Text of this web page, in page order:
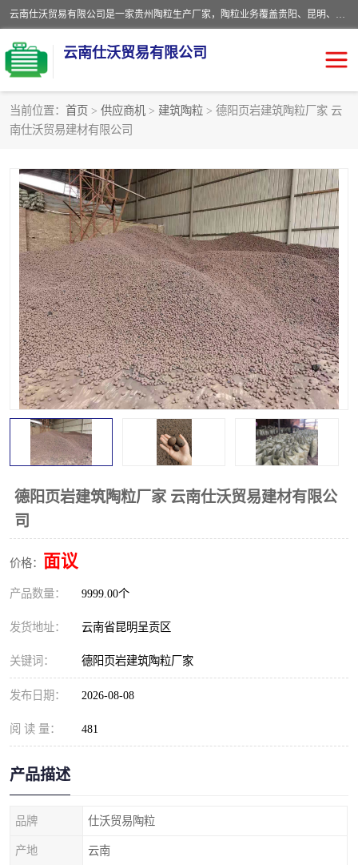
云南仕沃贸易有限公司是一家贵州陶粒生产厂家，陶粒业务覆盖贵阳、昆明、四川、云南、重庆等区域。批发贵阳陶粒、昆明陶粒、四川陶粒、云南陶粒、重庆陶粒，服务热线：*。仕沃贸易建材致力于建筑产业化、绿色建筑体系、产品和系统应用解决方案的企业。研发生产、销售和推广绿色建筑体系、建筑产业化体系的各种环保建筑产品。
云南仕沃贸易有限公司
当前位置： 首页 > 供应商机 > 建筑陶粒 > 德阳页岩建筑陶粒厂家 云
南仕沃贸易建材有限公司
德阳页岩建筑陶粒厂家 云南仕沃贸易建材有限公
司
价格： 面议
产品数量： 9999.00个
发货地址： 云南省昆明呈贡区
关键词： 德阳页岩建筑陶粒厂家
发布日期： 2026-08-08
阅 读 量： 481
产品描述
品牌 仕沃贸易陶粒
产地 云南
陶粒
园林绿化陶粒 生物陶粒
陶粒砂 粘土陶粒
建筑陶粒 陶粒回填
轻质陶粒